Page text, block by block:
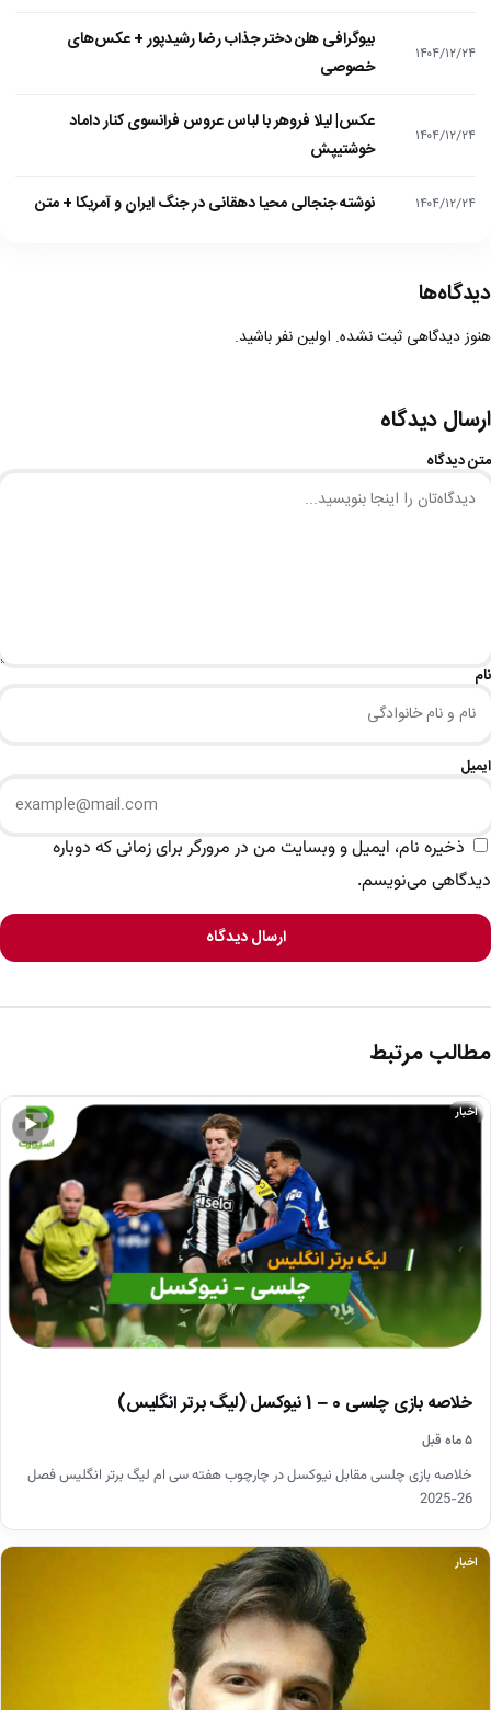
۱۴۰۴/۱۲/۲۴
بیوگرافی هلن دختر جذاب رضا رشیدپور + عکس‌های
خصوصی
۱۴۰۴/۱۲/۲۴
عکس| لیلا فروهر با لباس عروس فرانسوی کنار داماد
خوشتیپش
۱۴۰۴/۱۲/۲۴ نوشته جنجالی محیا دهقانی در جنگ ایران و آمریکا + متن
دیدگاه‌ها
هنوز دیدگاهی ثبت نشده. اولین نفر باشید.
ارسال دیدگاه
متن دیدگاه
نام
ایمیل
ذخیره نام، ایمیل و وبسایت من در مرورگر برای زمانی که دوباره
دیدگاهی می‌نویسم.
ارسال دیدگاه
مطالب مرتبط
▶
اخبار
خلاصه بازی چلسی 0 – 1 نیوکسل (لیگ برتر انگلیس)
۵ ماه قبل
خلاصه بازی چلسی مقابل نیوکسل در چارچوب هفته سی ام لیگ برتر انگلیس فصل
26-2025
اخبار